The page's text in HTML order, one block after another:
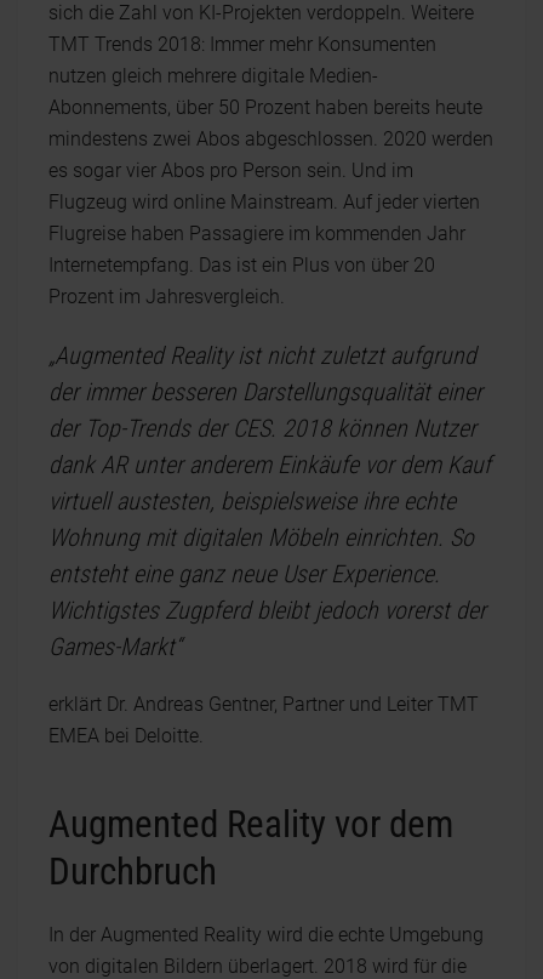
sich die Zahl von KI-Projekten verdoppeln. Weitere
TMT Trends 2018: Immer mehr Konsumenten
nutzen gleich mehrere digitale Medien-
Abonnements, über 50 Prozent haben bereits heute
mindestens zwei Abos abgeschlossen. 2020 werden
es sogar vier Abos pro Person sein. Und im
Flugzeug wird online Mainstream. Auf jeder vierten
Flugreise haben Passagiere im kommenden Jahr
Internetempfang. Das ist ein Plus von über 20
Prozent im Jahresvergleich.
„Augmented Reality ist nicht zuletzt aufgrund
der immer besseren Darstellungsqualität einer
der Top-Trends der CES. 2018 können Nutzer
dank AR unter anderem Einkäufe vor dem Kauf
virtuell austesten, beispielsweise ihre echte
Wohnung mit digitalen Möbeln einrichten. So
entsteht eine ganz neue User Experience.
Wichtigstes Zugpferd bleibt jedoch vorerst der
Games-Markt“
erklärt Dr. Andreas Gentner, Partner und Leiter TMT
EMEA bei Deloitte.
Augmented Reality vor dem
Durchbruch
In der Augmented Reality wird die echte Umgebung
von digitalen Bildern überlagert. 2018 wird für die